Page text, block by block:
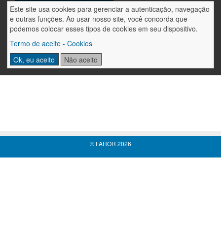
Este site usa cookies para gerenciar a autenticação, navegação
e outras funções. Ao usar nosso site, você concorda que
podemos colocar esses tipos de cookies em seu dispositivo.
Termo de aceite - Cookies
Ok, eu aceito
Não aceito
© FAHOR 2026